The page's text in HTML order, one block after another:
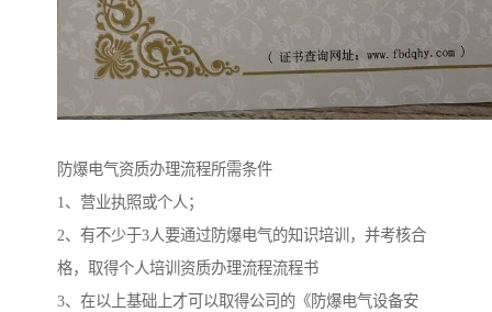
防爆电气资质办理流程所需条件
1、营业执照或个人；
2、有不少于3人要通过防爆电气的知识培训，并考核合
格，取得个人培训资质办理流程流程书
3、在以上基础上才可以取得公司的《防爆电气设备安